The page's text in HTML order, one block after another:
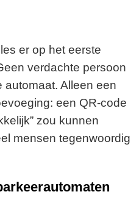
er op het eerste
verdachte persoon
automaat. Alleen een
een QR-code
zou kunnen
mensen tegenwoordig